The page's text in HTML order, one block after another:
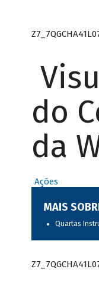
do
da
Ações
MAIS
Quartas